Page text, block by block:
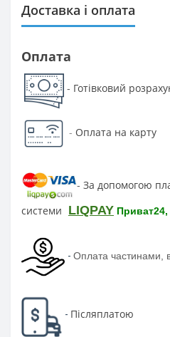
Доставка і оплата
Оплата
- Готівковий
- Оплата на карту
- За допомогою
системи LIQPAY Приват24,
- Оплата частинами,
- Післяплатою